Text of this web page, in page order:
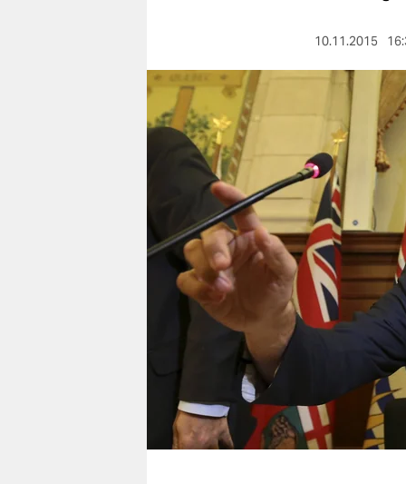
berlin
nord
wahrheit
verlag
verlag
veranstaltungen
fragen & hilfe
unterstützen
abo
genossenschaft
10.11.2015